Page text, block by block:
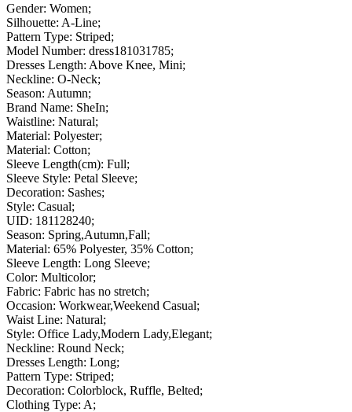
Gender: Women;
Silhouette: A-Line;
Pattern Type: Striped;
Model Number: dress181031785;
Dresses Length: Above Knee, Mini;
Neckline: O-Neck;
Season: Autumn;
Brand Name: SheIn;
Waistline: Natural;
Material: Polyester;
Material: Cotton;
Sleeve Length(cm): Full;
Sleeve Style: Petal Sleeve;
Decoration: Sashes;
Style: Casual;
UID: 181128240;
Season: Spring,Autumn,Fall;
Material: 65% Polyester, 35% Cotton;
Sleeve Length: Long Sleeve;
Color: Multicolor;
Fabric: Fabric has no stretch;
Occasion: Workwear,Weekend Casual;
Waist Line: Natural;
Style: Office Lady,Modern Lady,Elegant;
Neckline: Round Neck;
Dresses Length: Long;
Pattern Type: Striped;
Decoration: Colorblock, Ruffle, Belted;
Clothing Type: A;